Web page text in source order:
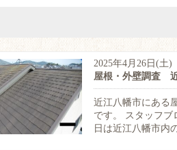
2025年4月26日(土)
屋根・外壁調査
近江八幡市にある
です。 スタッフ
日は近江八幡市